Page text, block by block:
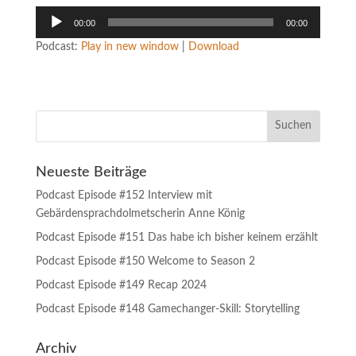
Audio-
00:00 00:00
Podcast: Play in new window| Download
Neueste Beiträge
Podcast Episode #152 Interview mit
Gebärdensprachdolmetscherin Anne König
Podcast Episode #151 Das habe ich bisher keinem erzählt
Podcast Episode #150 Welcome to Season 2
Podcast Episode #149 Recap 2024
Podcast Episode #148 Gamechanger-Skill: Storytelling
Archiv